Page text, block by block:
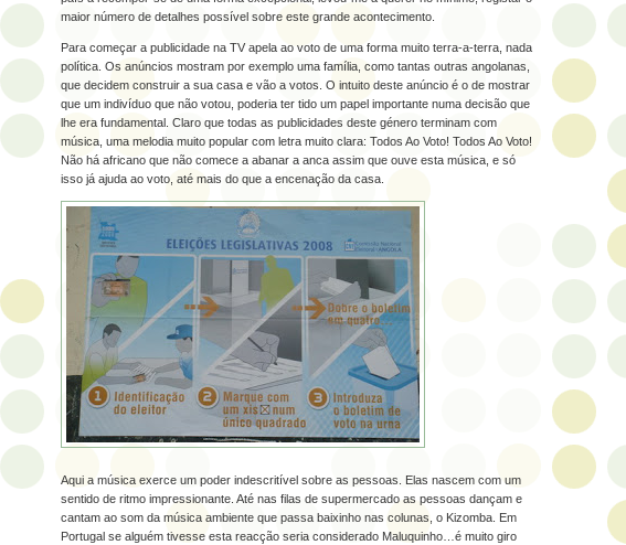
maior número de detalhes possível sobre este grande acontecimento.
Para começar a publicidade na TV apela ao voto de uma forma muito terra-a-terra, nada
política. Os anúncios mostram por exemplo uma família, como tantas outras angolanas,
que decidem construir a sua casa e vão a votos. O intuito deste anúncio é o de mostrar
que um indivíduo que não votou, poderia ter tido um papel importante numa decisão que
lhe era fundamental. Claro que todas as publicidades deste género terminam com
música, uma melodia muito popular com letra muito clara: Todos Ao Voto! Todos Ao Voto!
Não há africano que não comece a abanar a anca assim que ouve esta música, e só
isso já ajuda ao voto, até mais do que a encenação da casa.
Aqui a música exerce um poder indescritível sobre as pessoas. Elas nascem com um
sentido de ritmo impressionante. Até nas filas de supermercado as pessoas dançam e
cantam ao som da música ambiente que passa baixinho nas colunas, o Kizomba. Em
Portugal se alguém tivesse esta reacção seria considerado Maluquinho…é muito giro